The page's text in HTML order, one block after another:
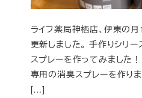
ライフ薬局神栖店、伊東の
更新しました。 手作りシリ
スプレーを作ってみました
専用の消臭スプレーを作り
[…]